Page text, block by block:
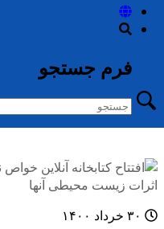
فرم جستجو
استفاده از الگوریتم های
مورد وجود نانوذرات در مواد